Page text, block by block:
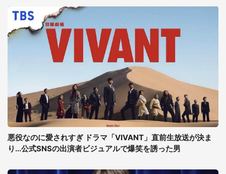
悪役なのに愛されすぎ ドラマ「VIVANT」直前生放送が決ま
り...公式SNSの出演者ビジュアルで爆笑を誘った男